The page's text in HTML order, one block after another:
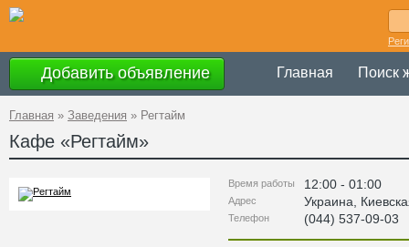
Добавить объявление Главная Поиск
Главная » Заведения » Регтайм
Кафе «Регтайм»
Время работы 12:00 - 01:00
Адрес Украина
Телефон (044) 537-09-03